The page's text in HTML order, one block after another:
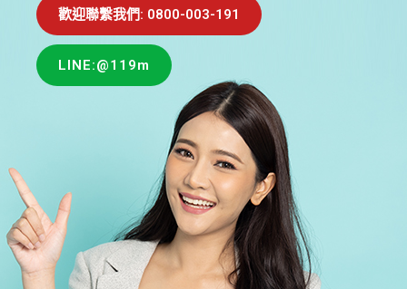
歡迎聯繫我們: 0800-003-191
LINE:@119m